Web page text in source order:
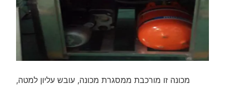
מכונה זו מורכבת ממסגרת מכונה, עובש עליון למטה,